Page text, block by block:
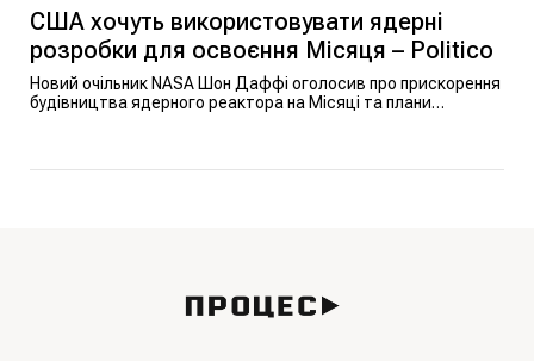
США хочуть використовувати ядерні
розробки для освоєння Місяця – Politico
Новий очільник NASA Шон Даффі оголосив про прискорення
будівництва ядерного реактора на Місяці та плани